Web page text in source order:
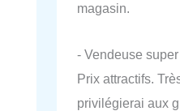
magasin.
- Vendeuse
Prix attractifs.
privilégierai aux